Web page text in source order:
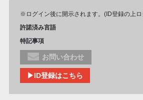
※ログイン後に開示されます。(ID登録の上
許諾済み言語
特記事項
お問い合わせ
▶ID登録はこちら